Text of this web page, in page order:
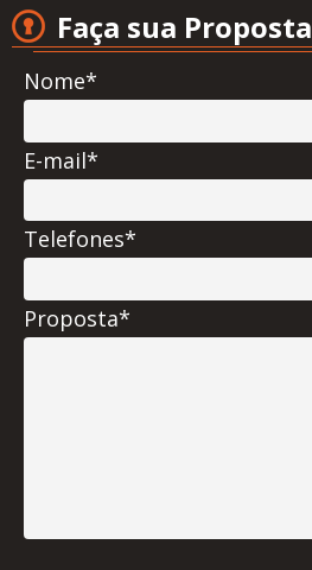
Faça sua Proposta
Nome*
E-mail*
Telefones*
Proposta*